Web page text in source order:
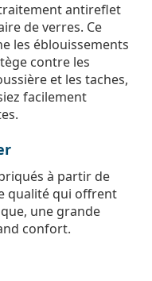
antireflet
de verres. Ce
les éblouissements
contre les
et les taches,
facilement
à partir de
qualité qui offrent
une grande
confort.